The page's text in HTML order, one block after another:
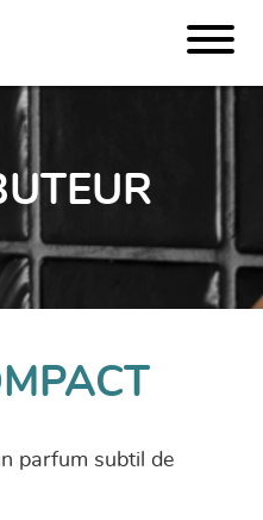
parfum subtil de